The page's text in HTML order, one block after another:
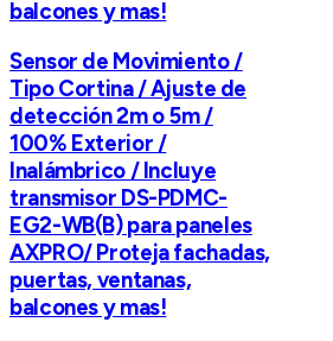
balcones y mas!
Sensor de Movimiento /
Tipo Cortina / Ajuste de
detección 2m o 5m /
100% Exterior /
Inalámbrico / Incluye
transmisor DS-PDMC-
EG2-WB(B) para paneles
AXPRO/ Proteja fachadas,
puertas, ventanas,
balcones y mas!